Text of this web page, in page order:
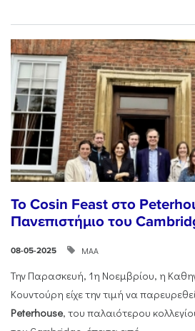
Το Cosin Feast στο
Πανεπιστήμιο του
08-05-2025 ΜΑΑ
Την Παρασκευή, 1η Νοεμβρίου, η
Κουντούρη είχε την τιμή να
Peterhouse, του παλαιότερου